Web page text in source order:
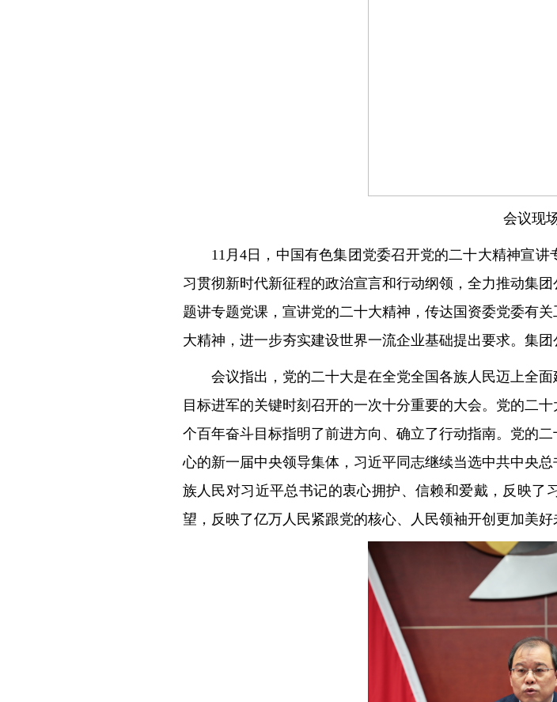
会议现
11月4日，中国有色集团党委召开党的二十大精神宣
习贯彻新时代新征程的政治宣言和行动纲领，全力推动集
题讲专题党课，宣讲党的二十大精神，传达国资委党委有
大精神，进一步夯实建设世界一流企业基础提出要求。集团
会议指出，党的二十大是在全党全国各族人民迈上全
目标进军的关键时刻召开的一次十分重要的大会。党的二
个百年奋斗目标指明了前进方向、确立了行动指南。党的
心的新一届中央领导集体，习近平同志继续当选中共中央
族人民对习近平总书记的衷心拥护、信赖和爱戴，反映了
望，反映了亿万人民紧跟党的核心、人民领袖开创更加美好